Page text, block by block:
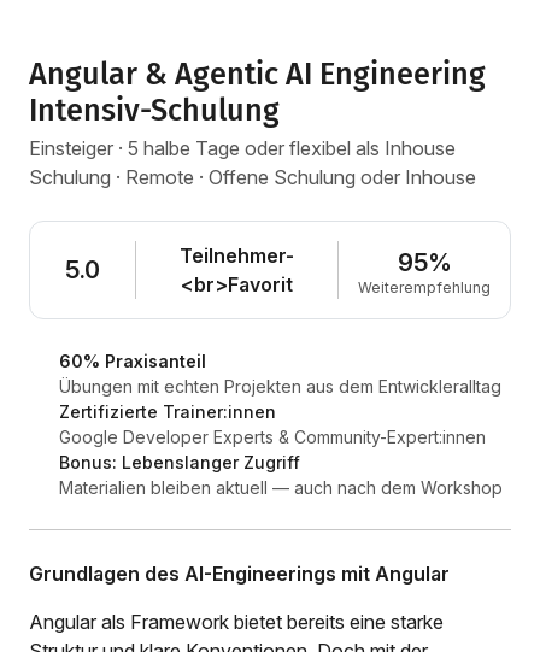
Angular & Agentic AI Engineering
Intensiv-Schulung
Einsteiger · 5 halbe Tage oder flexibel als Inhouse
Schulung · Remote · Offene Schulung oder Inhouse
5.0
Teilnehmer-
<br>Favorit
95%
Weiterempfehlung
60% Praxisanteil
Übungen mit echten Projekten aus dem Entwickleralltag
Zertifizierte Trainer:innen
Google Developer Experts & Community-Expert:innen
Bonus: Lebenslanger Zugriff
Materialien bleiben aktuell — auch nach dem Workshop
Grundlagen des AI-Engineerings mit Angular
Angular als Framework bietet bereits eine starke